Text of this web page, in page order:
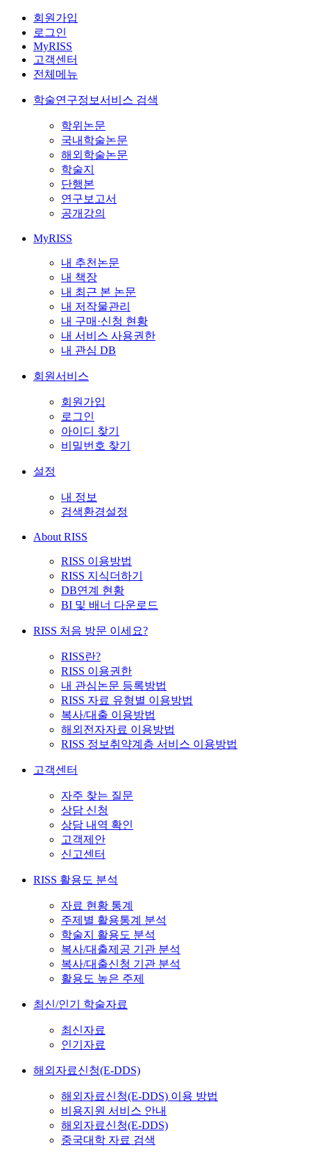
회원가입
로그인
MyRISS
고객센터
전체메뉴
학술연구정보서비스 검색
학위논문
국내학술논문
해외학술논문
학술지
단행본
연구보고서
공개강의
MyRISS
내 추천논문
내 책장
내 최근 본 논문
내 저작물관리
내 구매·신청 현황
내 서비스 사용권한
내 관심 DB
회원서비스
회원가입
로그인
아이디 찾기
비밀번호 찾기
설정
내 정보
검색환경설정
About RISS
RISS 이용방법
RISS 지식더하기
DB연계 현황
BI 및 배너 다운로드
RISS 처음 방문 이세요?
RISS란?
RISS 이용권한
내 관심논문 등록방법
RISS 자료 유형별 이용방법
복사/대출 이용방법
해외전자자료 이용방법
RISS 정보취약계층 서비스 이용방법
고객센터
자주 찾는 질문
상담 신청
상담 내역 확인
고객제안
신고센터
RISS 활용도 분석
자료 현황 통계
주제별 활용통계 분석
학술지 활용도 분석
복사/대출제공 기관 분석
복사/대출신청 기관 분석
활용도 높은 주제
최신/인기 학술자료
최신자료
인기자료
해외자료신청(E-DDS)
해외자료신청(E-DDS) 이용 방법
비용지원 서비스 안내
해외자료신청(E-DDS)
중국대학 자료 검색